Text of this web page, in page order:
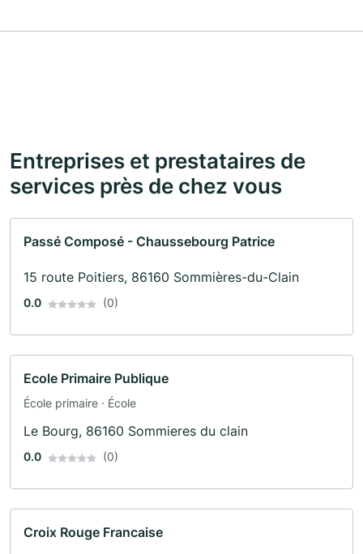
Entreprises et prestataires de
services près de chez vous
Passé Composé - Chaussebourg Patrice
15 route Poitiers, 86160 Sommières-du-Clain
0.0 (0)
Ecole Primaire Publique
École primaire · École
Le Bourg, 86160 Sommieres du clain
0.0 (0)
Croix Rouge Francaise